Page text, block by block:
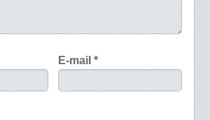
E-mail*